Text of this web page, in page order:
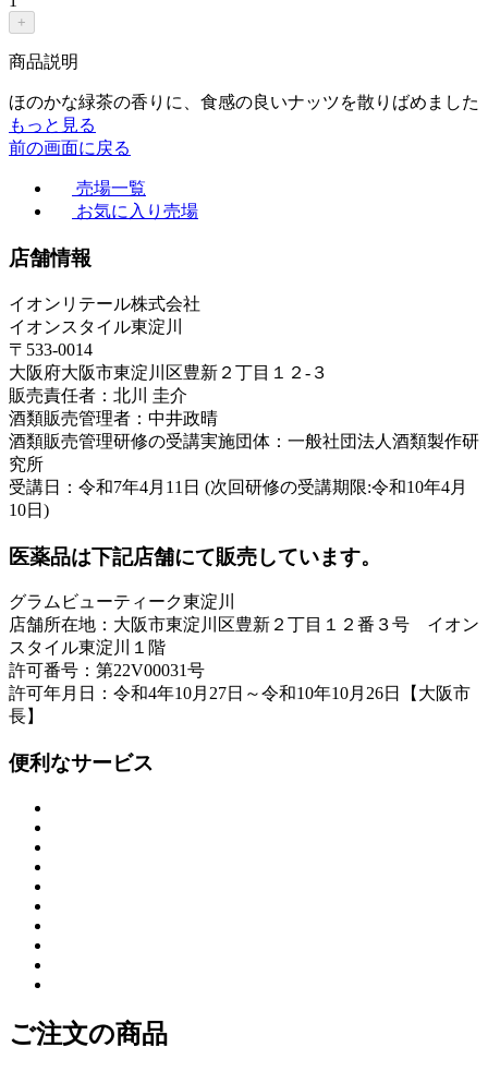
+
商品説明
ほのかな緑茶の香りに、食感の良いナッツを散りばめました
もっと見る
前の画面に戻る
売場一覧
お気に入り売場
店舗情報
イオンリテール株式会社
イオンスタイル東淀川
〒533-0014
大阪府大阪市東淀川区豊新２丁目１２-３
販売責任者：北川 圭介
酒類販売管理者：中井政晴
酒類販売管理研修の受講実施団体：一般社団法人酒類製作研
究所
受講日：令和7年4月11日 (次回研修の受講期限:令和10年4月
10日)
医薬品は下記店舗にて販売しています。
グラムビューティーク東淀川
店舗所在地：大阪市東淀川区豊新２丁目１２番３号 イオン
スタイル東淀川１階
許可番号：第22V00031号
許可年月日：令和4年10月27日～令和10年10月26日【大阪市
長】
便利なサービス
ご注文の商品